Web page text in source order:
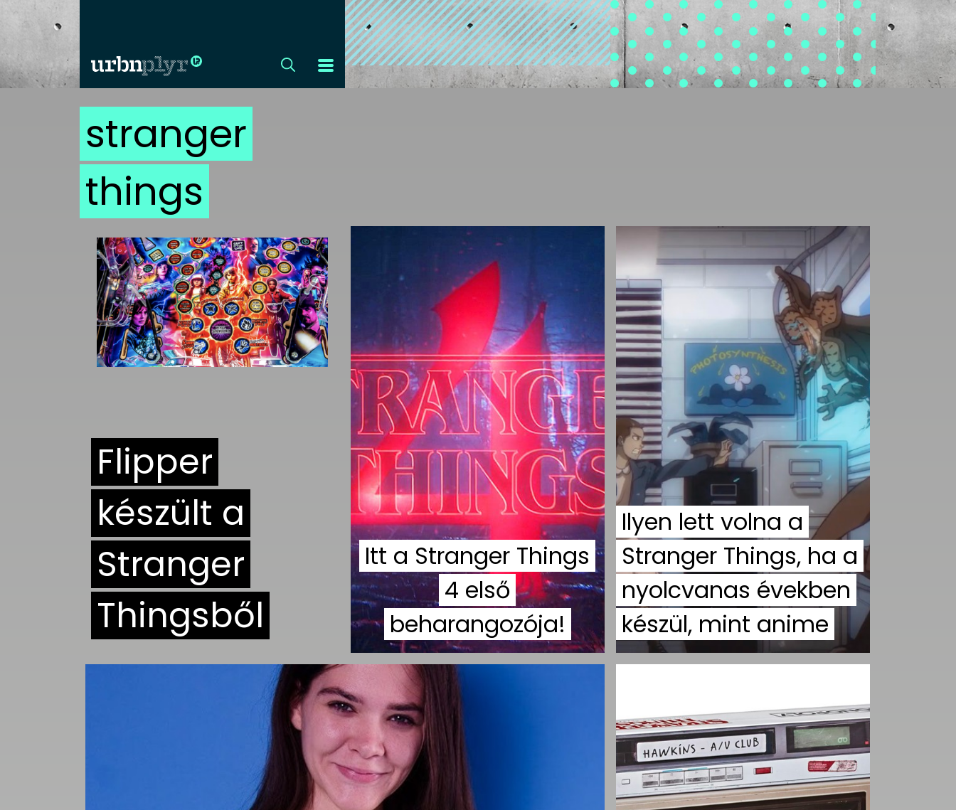
CÍMLAP
DIZÁJN
DIVAT
HIP
KULT
UTCA
ZENE
ADATKEZELÉSI
TÁJÉKOZTATÓ
stranger
things
Flipper
készült a
Stranger
Thingsből
Itt a Stranger Things
4 első
beharangozója!
Ilyen lett volna a
Stranger Things, ha a
nyolcvanas években
készül, mint anime